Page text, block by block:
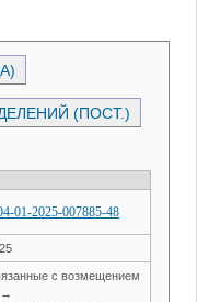
(ПОСТ.)
01-2025-007885-48
с возмещением
→